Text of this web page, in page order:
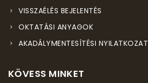
VISSZAÉLÉS BEJELENTÉS
OKTATÁSI ANYAGOK
AKADÁLYMENTESÍTÉSI NYILATKOZAT
KÖVESS MINKET